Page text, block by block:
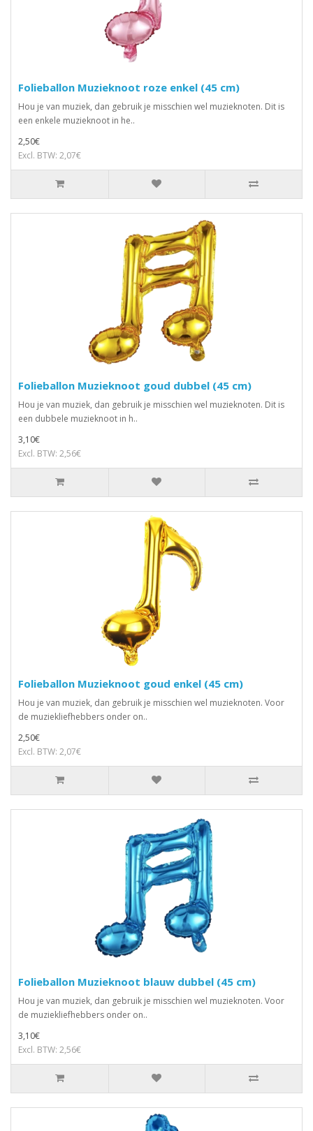
Folieballon Muzieknoot roze enkel (45 cm)
Hou je van muziek, dan gebruik je misschien wel muzieknoten. Dit is
een enkele muzieknoot in he..
2,50€
Excl. BTW: 2,07€
Folieballon Muzieknoot goud dubbel (45 cm)
Hou je van muziek, dan gebruik je misschien wel muzieknoten. Dit is
een dubbele muzieknoot in h..
3,10€
Excl. BTW: 2,56€
Folieballon Muzieknoot goud enkel (45 cm)
Hou je van muziek, dan gebruik je misschien wel muzieknoten. Voor
de muziekliefhebbers onder on..
2,50€
Excl. BTW: 2,07€
Folieballon Muzieknoot blauw dubbel (45 cm)
Hou je van muziek, dan gebruik je misschien wel muzieknoten. Voor
de muziekliefhebbers onder on..
3,10€
Excl. BTW: 2,56€